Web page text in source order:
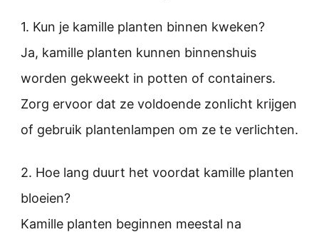
1. Kun je kamille planten binnen kweken?
Ja, kamille planten kunnen binnenshuis
worden gekweekt in potten of containers.
Zorg ervoor dat ze voldoende zonlicht krijgen
of gebruik plantenlampen om ze te verlichten.
2. Hoe lang duurt het voordat kamille planten
bloeien?
Kamille planten beginnen meestal na